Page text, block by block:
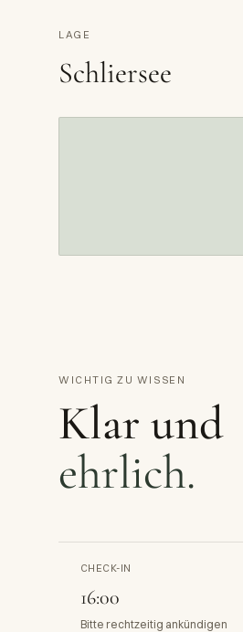
LAGE
Schliersee
WICHTIG ZU WISSEN
Klar und
ehrlich.
CHECK-IN
16:00
Bitte rechtzeitig ankündigen